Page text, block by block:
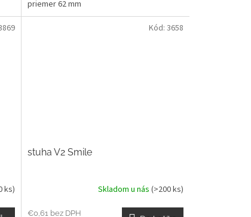
priemer 62 mm
ks)
stuha V2 Smile
Skladom u nás (>200 ks)
€0,61 bez DPH
Kód: 3658